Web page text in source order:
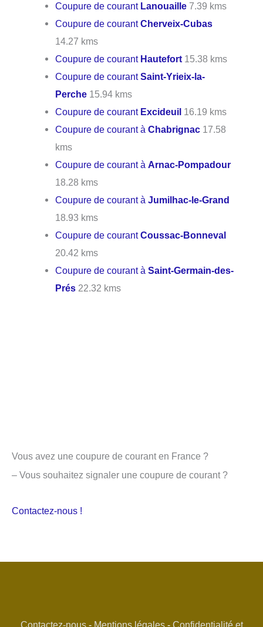
Coupure de courant Lanouaille 7.39 kms
Coupure de courantCherveix-Cubas
14.27 kms
Coupure de courant Hautefort 15.38 kms
Coupure de courantSaint-Yrieix-la-
Perche 15.94 kms
Coupure de courant Excideuil 16.19 kms
Coupure de courant àChabrignac 17.58
kms
Coupure de courant àArnac-Pompadour
18.28 kms
Coupure de courant àJumilhac-le-Grand
18.93 kms
Coupure de courantCoussac-Bonneval
20.42 kms
Coupure de courant àSaint-Germain-des-
Prés 22.32 kms
Vous avez une coupure de courant en France ?
– Vous souhaitez signaler une coupure de courant ?
Contactez-nous !
Contactez-nous- Mentions légales- Confidentialité et